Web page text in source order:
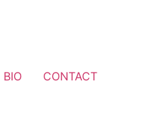
BIO
CONTACT